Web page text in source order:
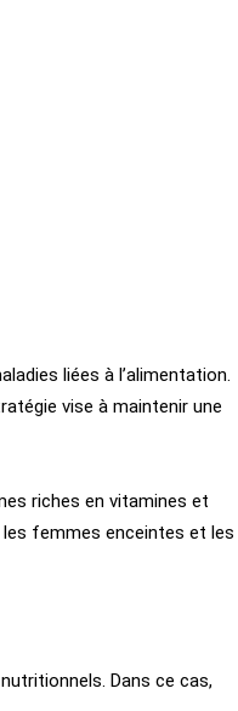
liées à l’alimentation.
vise à maintenir une
riches en vitamines et
femmes enceintes et les
Dans ce cas,